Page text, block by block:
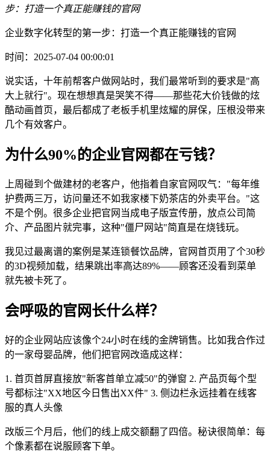
步：打造一个真正能赚钱的官网
企业数字化转型的第一步：打造一个真正能赚钱的官网
时间：2025-07-04 00:00:01
说实话，十年前帮客户做网站时，我们最常听到的要求是"高
大上就行"。现在想想真是哭笑不得——那些花大价钱做的炫
酷动画首页，最后都成了老板手机里炫耀的屏保，压根没带来
几个有效客户。
为什么90%的企业官网都在亏钱？
上周碰到个做建材的老客户，他指着自家官网叹气："每年维
护费两三万，访问量还不如我家楼下奶茶店的外卖平台。"这
不是个例。很多企业把官网当成电子版宣传册，放点公司简
介、产品图片就完事，这种"僵尸网站"简直是在烧钱玩。
我见过最离谱的案例是某连锁餐饮品牌，官网首页用了个30秒
的3D视频加载，结果跳出率高达89%——顾客还没看到菜单
就先被卡死了。
会呼吸的官网长什么样？
好的企业网站应该像个24小时在线的金牌销售。比如我合作过
的一家母婴品牌，他们把官网改造成这样：
1. 首页首屏直接放"新客首单立减50"的弹窗 2. 产品页每个型
号都标注"XX地区今日售出XX件" 3. 侧边栏永远挂着在线客
服的真人头像
改版三个月后，他们的线上成交额翻了四倍。秘诀很简单：每
个像素都在说服顾客下单。